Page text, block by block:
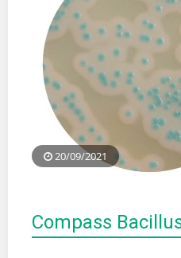
20/09/2021
Compass